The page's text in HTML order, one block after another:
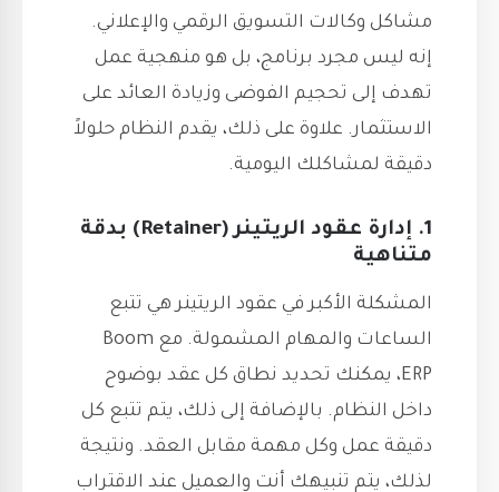
مشاكل وكالات التسويق الرقمي والإعلاني.
إنه ليس مجرد برنامج، بل هو منهجية عمل
تهدف إلى تحجيم الفوضى وزيادة العائد على
الاستثمار. علاوة على ذلك، يقدم النظام حلولاً
دقيقة لمشاكلك اليومية.
1. إدارة عقود الريتينر (Retainer) بدقة
متناهية
المشكلة الأكبر في عقود الريتينر هي تتبع
الساعات والمهام المشمولة. مع Boom
ERP، يمكنك تحديد نطاق كل عقد بوضوح
داخل النظام. بالإضافة إلى ذلك، يتم تتبع كل
دقيقة عمل وكل مهمة مقابل العقد. ونتيجة
لذلك، يتم تنبيهك أنت والعميل عند الاقتراب